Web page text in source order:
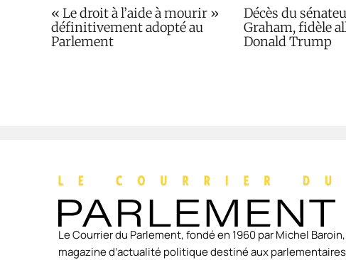
« Le droit à l’aide à mourir »
définitivement adopté au
Parlement
Décès du
Graham, fidèle
Donald Trump
Le Courrier du Parlement, fondé en 1960 par Michel
magazine d’actualité politique destiné aux